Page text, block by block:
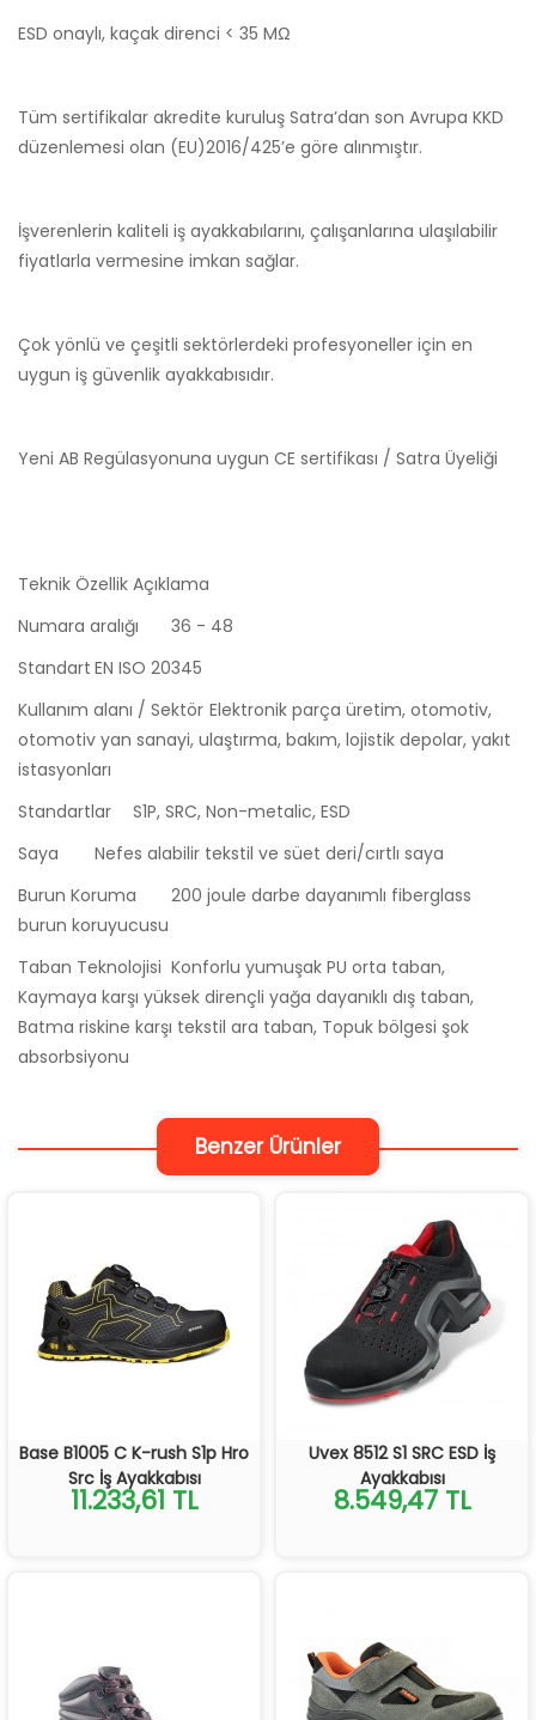
ESD onaylı, kaçak direnci < 35 MΩ
Tüm sertifikalar akredite kuruluş Satra’dan son Avrupa KKD
düzenlemesi olan (EU)2016/425’e göre alınmıştır.
İşverenlerin kaliteli iş ayakkabılarını, çalışanlarına ulaşılabilir
fiyatlarla vermesine imkan sağlar.
Çok yönlü ve çeşitli sektörlerdeki profesyoneller için en
uygun iş güvenlik ayakkabısıdır.
Yeni AB Regülasyonuna uygun CE sertifikası / Satra Üyeliği
Teknik Özellik Açıklama
Numara aralığı
36 - 48
Standart EN ISO 20345
Kullanım alanı / Sektör Elektronik parça üretim, otomotiv,
otomotiv yan sanayi, ulaştırma, bakım, lojistik depolar, yakıt
istasyonları
Standartlar
S1P, SRC, Non-metalic, ESD
Saya
Nefes alabilir tekstil ve süet deri/cırtlı saya
Burun Koruma
200 joule darbe dayanımlı fiberglass
burun koruyucusu
Taban Teknolojisi Konforlu yumuşak PU orta taban,
Kaymaya karşı yüksek dirençli yağa dayanıklı dış taban,
Batma riskine karşı tekstil ara taban, Topuk bölgesi şok
absorbsiyonu
Benzer Ürünler
Base B1005 C K-rush S1p Hro
Src İş Ayakkabısı
11.233,61 TL
Uvex 8512 S1 SRC ESD İş
Ayakkabısı
8.549,47 TL